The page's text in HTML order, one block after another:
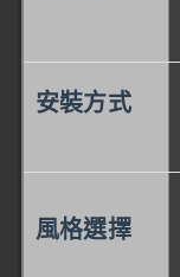
安裝方式
風格選擇